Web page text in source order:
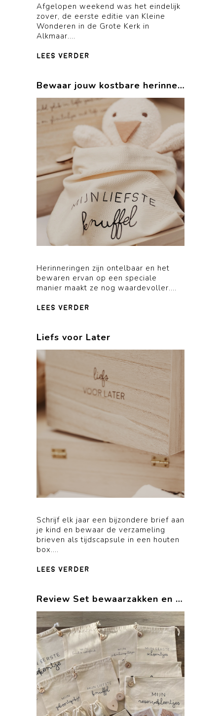
Afgelopen weekend was het eindelijk
zover, de eerste editie van Kleine
Wonderen in de Grote Kerk in
Alkmaar....
lees verder
Bewaar jouw kostbare herinneringen in unieke bewaarzakjes.
Herinneringen zijn ontelbaar en het
bewaren ervan op een speciale
manier maakt ze nog waardevoller....
lees verder
Liefs voor Later
Schrijf elk jaar een bijzondere brief aan
je kind en bewaar de verzameling
brieven als tijdscapsule in een houten
box....
lees verder
Review Set bewaarzakken en tandendoosje